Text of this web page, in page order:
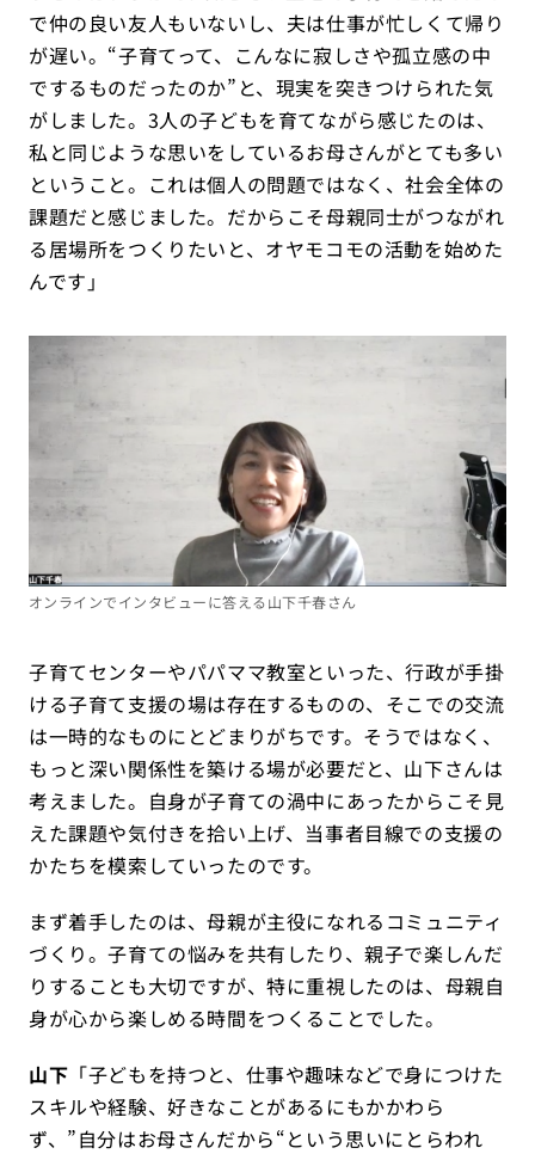
で仲の良い友人もいないし、夫は仕事が忙しくて帰り
が遅い。“子育てって、こんなに寂しさや孤立感の中
でするものだったのか”と、現実を突きつけられた気
がしました。3人の子どもを育てながら感じたのは、
私と同じような思いをしているお母さんがとても多い
ということ。これは個人の問題ではなく、社会全体の
課題だと感じました。だからこそ母親同士がつながれ
る居場所をつくりたいと、オヤモコモの活動を始めた
んです」
オンラインでインタビューに答える山下千春さん
子育てセンターやパパママ教室といった、行政が手掛
ける子育て支援の場は存在するものの、そこでの交流
は一時的なものにとどまりがちです。そうではなく、
もっと深い関係性を築ける場が必要だと、山下さんは
考えました。自身が子育ての渦中にあったからこそ見
えた課題や気付きを拾い上げ、当事者目線での支援の
かたちを模索していったのです。
まず着手したのは、母親が主役になれるコミュニティ
づくり。子育ての悩みを共有したり、親子で楽しんだ
りすることも大切ですが、特に重視したのは、母親自
身が心から楽しめる時間をつくることでした。
山下 「子どもを持つと、仕事や趣味などで身につけた
スキルや経験、好きなことがあるにもかかわら
ず、”自分はお母さんだから“という思いにとらわれ